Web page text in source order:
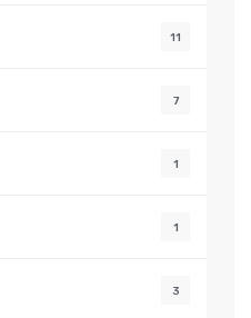
11
7
1
1
3